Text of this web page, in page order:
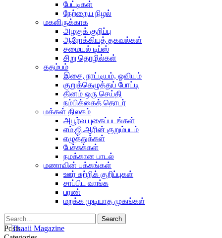
பேட்டிகள்
நேற்றைய நிழல்
மகளிருக்காக
அழகுக் குறிப்பு
ஆரோக்கியத் தகவல்கள்
சமையல் டிப்ஸ்
சிறு தொழில்கள்
கதம்பம்
இசை, நாட்டியம், ஓவியம்
குறுக்கெழுத்துப் போட்டி
தினம் ஒரு செய்தி
நம்பிக்கைத் தொடர்
மக்கள் திலகம்
அபூர்வ புகைப்படங்கள்
எம்.ஜி.ஆரின் குறும்படம்
எழுத்துக்கள்
பேச்சுக்கள்
நமக்கான பாடல்
மணாவின் பக்கங்கள்
ஊர் சுற்றிக் குறிப்புகள்
சாப்பிட வாங்க
பரண்
மறக்க முடியாத முகங்கள்
Posts